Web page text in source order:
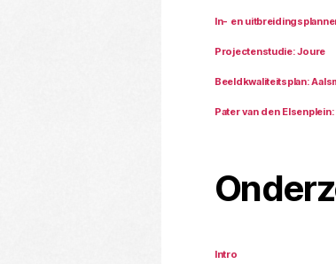
In- en
Projectenstudie: Joure
Beeldkwaliteitsplan:
Pater van den
Intro